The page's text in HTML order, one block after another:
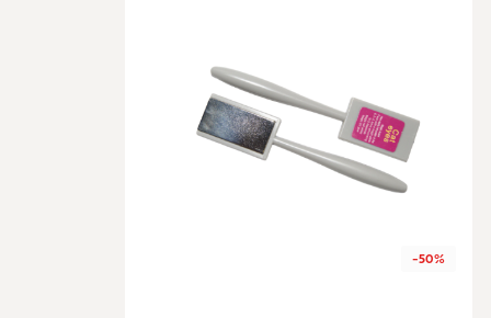
-50%